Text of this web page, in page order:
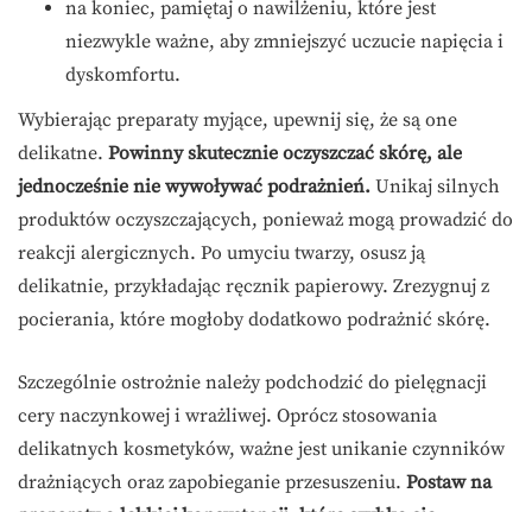
na koniec, pamiętaj o nawilżeniu, które jest
niezwykle ważne, aby zmniejszyć uczucie napięcia i
dyskomfortu.
Wybierając preparaty myjące, upewnij się, że są one
delikatne. Powinny skutecznie oczyszczać skórę, ale
jednocześnie nie wywoływać podrażnień. Unikaj silnych
produktów oczyszczających, ponieważ mogą prowadzić do
reakcji alergicznych. Po umyciu twarzy, osusz ją
delikatnie, przykładając ręcznik papierowy. Zrezygnuj z
pocierania, które mogłoby dodatkowo podrażnić skórę.
Szczególnie ostrożnie należy podchodzić do pielęgnacji
cery naczynkowej i wrażliwej. Oprócz stosowania
delikatnych kosmetyków, ważne jest unikanie czynników
drażniących oraz zapobieganie przesuszeniu. Postaw na